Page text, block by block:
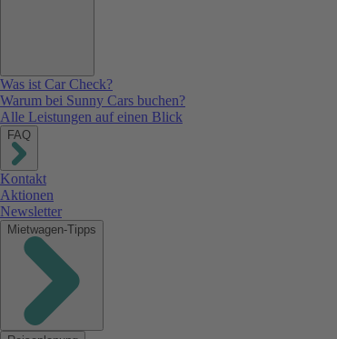
Was ist Car Check?
Warum bei Sunny Cars buchen?
Alle Leistungen auf einen Blick
FAQ
Kontakt
Aktionen
Newsletter
Mietwagen-Tipps